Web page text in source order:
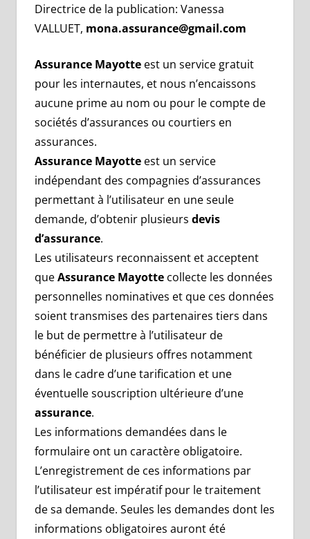
Directrice de la publication: Vanessa
VALLUET, mona.assurance@gmail.com
Assurance Mayotteest un service gratuit
pour les internautes, et nous n’encaissons
aucune prime au nom ou pour le compte de
sociétés d’assurances ou courtiers en
assurances.
Assurance Mayotteest un service
indépendant des compagnies d’assurances
permettant à l’utilisateur en une seule
demande, d’obtenir plusieurs devis
d’assurance.
Les utilisateurs reconnaissent et acceptent
queAssurance Mayotte collecte les données
personnelles nominatives et que ces données
soient transmises des partenaires tiers dans
le but de permettre à l’utilisateur de
bénéficier de plusieurs offres notamment
dans le cadre d’une tarification et une
éventuelle souscription ultérieure d’une
assurance.
Les informations demandées dans le
formulaire ont un caractère obligatoire.
L’enregistrement de ces informations par
l’utilisateur est impératif pour le traitement
de sa demande. Seules les demandes dont les
informations obligatoires auront été